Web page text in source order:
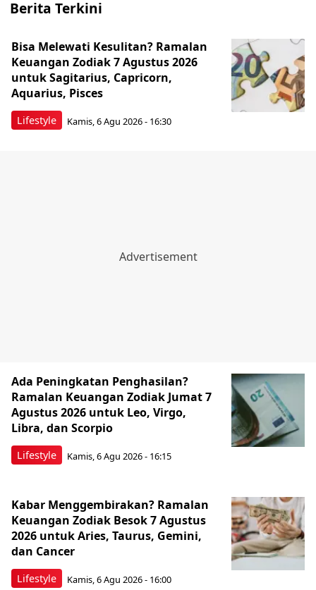
Berita Terkini
Lifestyle
Bisa Melewati Kesulitan? Ramalan
Keuangan Zodiak 7 Agustus 2026
untuk Sagitarius, Capricorn,
Aquarius, Pisces
Kamis, 6 Agu 2026 - 16:30
Lifestyle
Ada Peningkatan Penghasilan?
Ramalan Keuangan Zodiak Jumat 7
Agustus 2026 untuk Leo, Virgo,
Libra, dan Scorpio
Kamis, 6 Agu 2026 - 16:15
Lifestyle
Kabar Menggembirakan? Ramalan
Keuangan Zodiak Besok 7 Agustus
2026 untuk Aries, Taurus, Gemini,
dan Cancer
Kamis, 6 Agu 2026 - 16:00